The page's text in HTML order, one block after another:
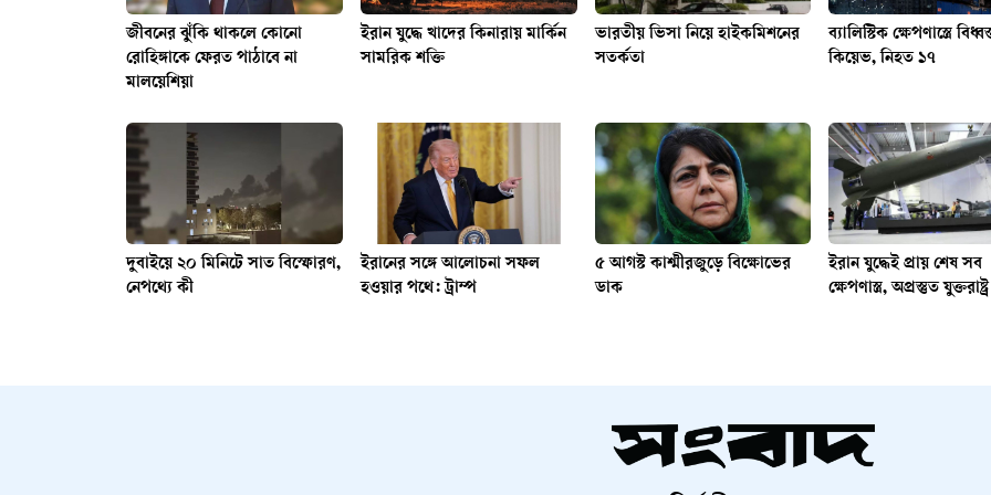
জীবনের ঝুঁকি থাকলে কোনো
রোহিঙ্গাকে ফেরত পাঠাবে না
মালয়েশিয়া
ইরান যুদ্ধে খাদের কিনারায় মার্কিন
সামরিক শক্তি
ভারতীয় ভিসা নিয়ে হাইকমিশনের
সতর্কতা
ব্যালিস্টিক ক্ষেপণাস্ত্রে
কিয়েভ, নিহত ১৭
দুবাইয়ে ২০ মিনিটে সাত বিস্ফোরণ,
নেপথ্যে কী
ইরানের সঙ্গে আলোচনা সফল
হওয়ার পথে: ট্রাম্প
৫ আগস্ট কাশ্মীরজুড়ে বিক্ষোভের
ডাক
ইরান যুদ্ধেই প্রায় শেষ সব
ক্ষেপণাস্ত্র, অপ্রস্তুত যুক্তরাষ্ট্র